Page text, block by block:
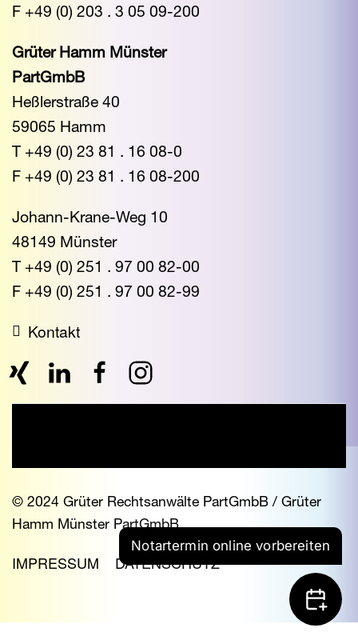
F +49 (0) 203 . 3 05 09-200
Grüter Hamm Münster
PartGmbB
Heßlerstraße 40
59065 Hamm
T +49 (0) 23 81 . 16 08-0
F +49 (0) 23 81 . 16 08-200
Johann-Krane-Weg 10
48149 Münster
T +49 (0) 251 . 97 00 82-00
F +49 (0) 251 . 97 00 82-99
Kontakt
© 2024 Grüter Rechtsanwälte PartGmbB / Grüter
Hamm Münster PartGmbB
IMPRESSUM DATENSCHUTZ
Notartermin online vorbereiten